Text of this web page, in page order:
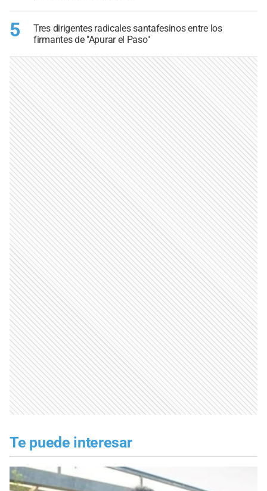
5
Tres dirigentes radicales santafesinos entre los
firmantes de "Apurar el Paso"
Te puede interesar